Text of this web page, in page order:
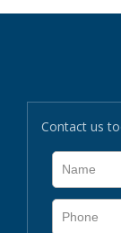
Contact us